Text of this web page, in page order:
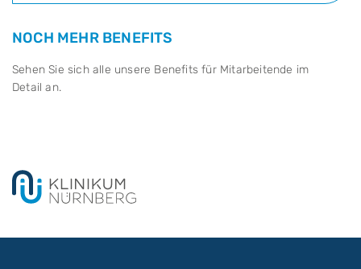
NOCH MEHR BENEFITS
Sehen Sie sich alle unsere Benefits für Mitarbeitende im
Detail an.